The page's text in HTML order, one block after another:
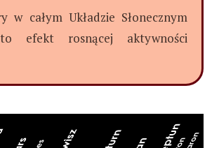
w całym Układzie Słonecznym
efekt rosnącej aktywności